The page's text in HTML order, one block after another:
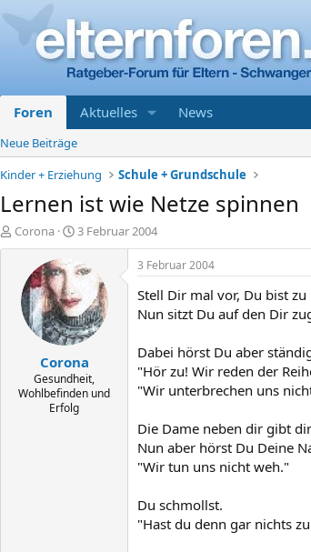
Foren Aktuelles News
Neue Beiträge
Kinder + Erziehung
Schule + Grundschule
Lernen ist wie Netze spinnen
E
r
Corona
E
r
s
t
e
l
l
t
a
m
3 Februar 2004
Corona
Gesundheit,
Wohlbefinden und
Erfolg
3 Februar 2004
Stell Dir mal vor, Du bist
Nun sitzt Du auf den Dir
Dabei hörst Du aber
"Hör zu! Wir reden der
"Wir unterbrechen uns
Die Dame neben dir gibt
Nun aber hörst Du Deine
"Wir tun uns nicht weh."
Du schmollst.
"Hast du denn gar nichts